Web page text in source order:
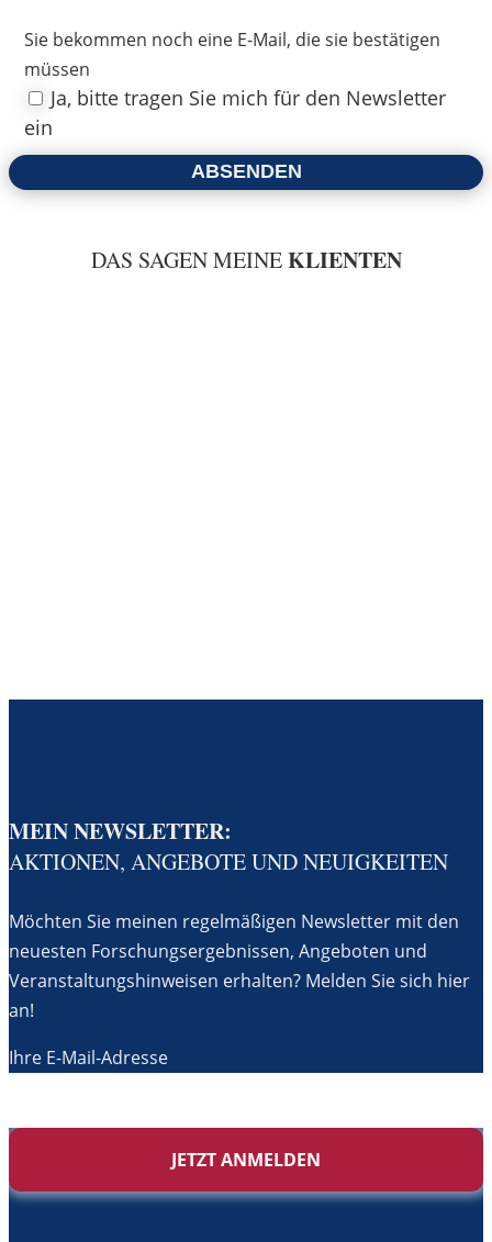
Sie bekommen noch eine E-Mail, die sie bestätigen
müssen
Ja, bitte tragen Sie mich für den Newsletter
ein
ABSENDEN
DAS SAGEN MEINEKLIENTEN
MEIN NEWSLETTER:
AKTIONEN, ANGEBOTE UND NEUIGKEITEN
Möchten Sie meinen regelmäßigen Newsletter mit den
neuesten Forschungsergebnissen, Angeboten und
Veranstaltungshinweisen erhalten? Melden Sie sich hier
an!
Ihre E-Mail-Adresse
JETZT ANMELDEN